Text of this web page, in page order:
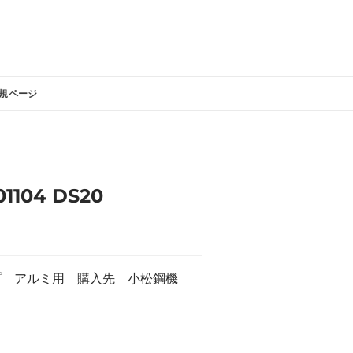
ページ
DS20
アルミ用 購入先 小松鋼機